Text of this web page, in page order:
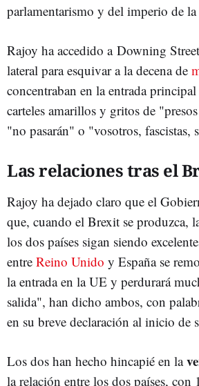
parlamentarismo y del imperio de
Rajoy ha accedido a Downing
lateral para esquivar a la decena de
concentraban en la entrada
carteles amarillos y gritos de
"no pasarán" o "vosotros, fascistas,
Las relaciones tras el
Rajoy ha dejado claro que el
que, cuando el Brexit se produzca,
los dos países sigan siendo
entre Reino Unido y España se
la entrada en la UE y perdurará
salida", han dicho ambos, con
en su breve declaración al inicio de
Los dos han hecho hincapié en la
la relación entre los dos países, con